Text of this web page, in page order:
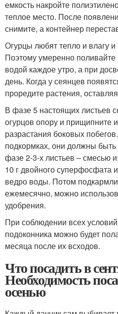
емкость накройте
теплое место. После
снимите, а контейнер
Огурцы любят тепло и влагу и
Поэтому умеренно поливайте
водой каждое утро, а при
день. Когда у сеянцев
проредите растения,
В фазе 5 настоящих листьев
огурцов опору и прищипните
разрастания боковых
подкормках, они должны
фазе 2-3-х листьев – смесью
10 г двойного суперфосфата
ведро воды. Потом
ежемесячно, можно
удобрения.
При соблюдении всех
подоконника можно будет
месяца после их всходов.
Что посадить в
Необходимость
осенью